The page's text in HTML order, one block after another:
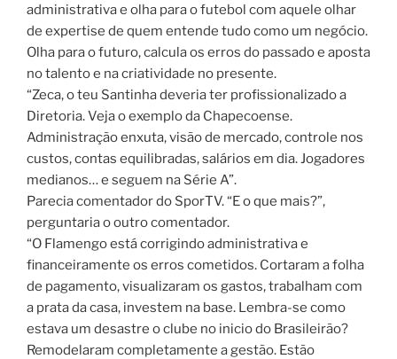
administrativa e olha para o futebol com aquele olhar
de expertise de quem entende tudo como um negócio.
Olha para o futuro, calcula os erros do passado e aposta
no talento e na criatividade no presente.
“Zeca, o teu Santinha deveria ter profissionalizado a
Diretoria. Veja o exemplo da Chapecoense.
Administração enxuta, visão de mercado, controle nos
custos, contas equilibradas, salários em dia. Jogadores
medianos… e seguem na Série A”.
Parecia comentador do SporTV. “E o que mais?”,
perguntaria o outro comentador.
“O Flamengo está corrigindo administrativa e
financeiramente os erros cometidos. Cortaram a folha
de pagamento, visualizaram os gastos, trabalham com
a prata da casa, investem na base. Lembra-se como
estava um desastre o clube no inicio do Brasileirão?
Remodelaram completamente a gestão. Estão